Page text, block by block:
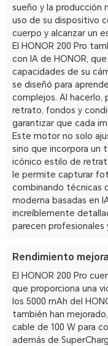
sueño y la producción
uso de su dispositivo
cuerpo y alcanzar un
El HONOR 200 Pro
con IA de HONOR,
capacidades de su
se diseñó para
complejos. Al hacerlo,
retrato, fondos y
garantizar que cada
Este motor no solo
sino que incorpora un
icónico estilo de
le permite capturar
combinando técnicas
moderna basadas en
increíblemente
parecen
Rendimiento
El HONOR 200 Pro
que proporciona una
los 5000 mAh del
también han
cable de 100 W para
además de